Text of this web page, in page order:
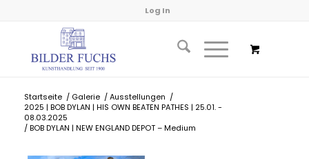
Log In
Startseite / Galerie / Ausstellungen /
2025 | BOB DYLAN | HIS OWN BEATEN PATHES | 25.01. -
08.03.2025
/ BOB DYLAN | NEW ENGLAND DEPOT – Medium